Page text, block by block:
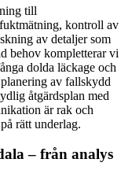
till
kontroll av
av detaljer som
behov kompletterar vi
dolda läckage och
av fallskydd
åtgärdsplan med
är rak och
rätt underlag.
– från analys